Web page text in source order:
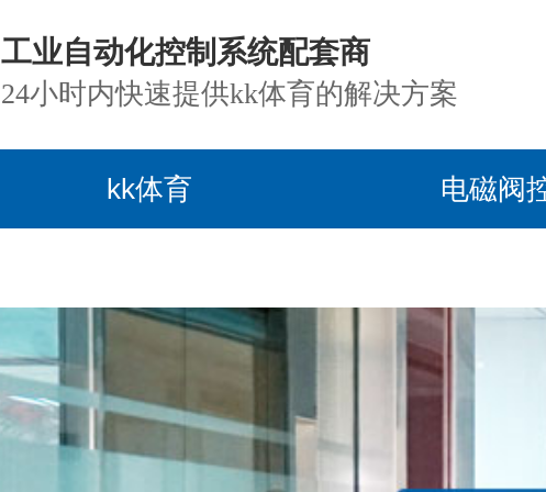
工业自动化控制系统配套商
24小时内快速提供kk体育的解决方案
kk体育 电磁阀